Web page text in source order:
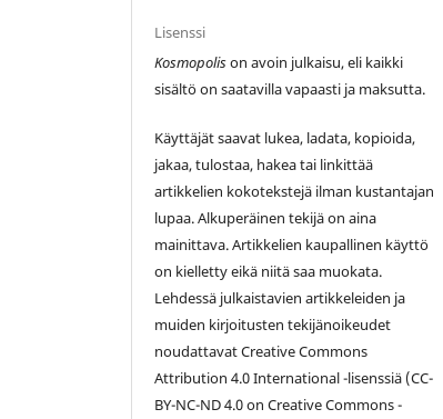
Lisenssi
Kosmopolison avoin julkaisu, eli kaikki
sisältö on saatavilla vapaasti ja maksutta.
Käyttäjät saavat lukea, ladata, kopioida,
jakaa, tulostaa, hakea tai linkittää
artikkelien kokotekstejä ilman kustantajan
lupaa. Alkuperäinen tekijä on aina
mainittava. Artikkelien kaupallinen käyttö
on kielletty eikä niitä saa muokata.
Lehdessä julkaistavien artikkeleiden ja
muiden kirjoitusten tekijänoikeudet
noudattavat Creative Commons
Attribution 4.0 International -lisenssiä (CC-
BY-NC-ND 4.0 onCreative Commons -